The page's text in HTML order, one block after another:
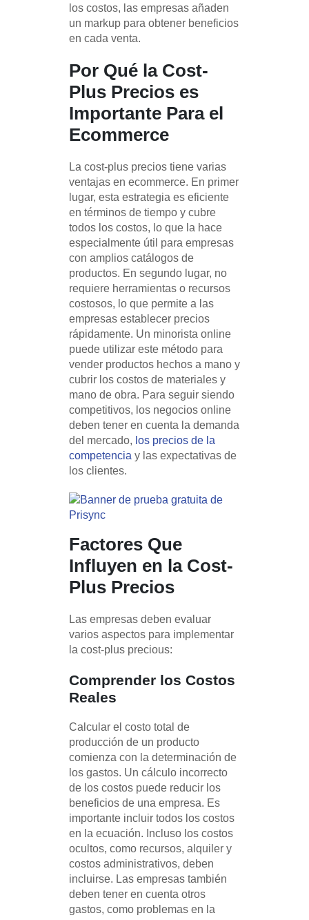
los costos, las empresas añaden
un markup para obtener beneficios
en cada venta.
Por Qué la Cost-
Plus Precios es
Importante Para el
Ecommerce
La cost-plus precios tiene varias
ventajas en ecommerce. En primer
lugar, esta estrategia es eficiente
en términos de tiempo y cubre
todos los costos, lo que la hace
especialmente útil para empresas
con amplios catálogos de
productos. En segundo lugar, no
requiere herramientas o recursos
costosos, lo que permite a las
empresas establecer precios
rápidamente. Un minorista online
puede utilizar este método para
vender productos hechos a mano y
cubrir los costos de materiales y
mano de obra. Para seguir siendo
competitivos, los negocios online
deben tener en cuenta la demanda
del mercado, los precios de la
competencia y las expectativas de
los clientes.
Factores Que
Influyen en la Cost-
Plus Precios
Las empresas deben evaluar
varios aspectos para implementar
la cost-plus precious:
Comprender los Costos
Reales
Calcular el costo total de
producción de un producto
comienza con la determinación de
los gastos. Un cálculo incorrecto
de los costos puede reducir los
beneficios de una empresa. Es
importante incluir todos los costos
en la ecuación. Incluso los costos
ocultos, como recursos, alquiler y
costos administrativos, deben
incluirse. Las empresas también
deben tener en cuenta otros
gastos, como problemas en la